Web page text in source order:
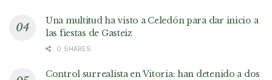
Una multitud ha visto a Celedón para dar inicio a
las fiestas de Gasteiz
0 SHARES
Control surrealista en Vitoria: han detenido a dos